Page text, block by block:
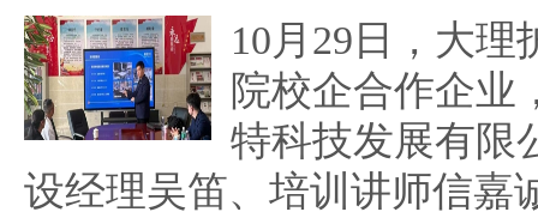
10月29日，大理
院校企合作企业
特科技发展有限
设经理吴笛、培训讲师信嘉